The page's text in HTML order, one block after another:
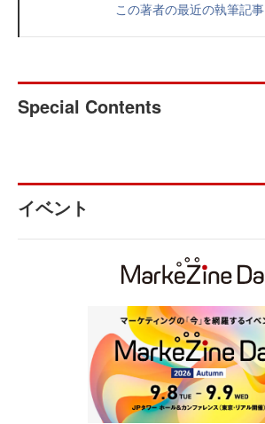
この著者の最近の執筆記事
Special Contents
イベント